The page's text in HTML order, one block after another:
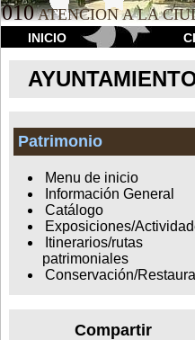
010 ATENCION A LA
INICIO
Patrimonio
Menu de inicio
Información General
Catálogo
Exposiciones/
Itinerarios/rutas
patrimoniales
Conservación/
Compartir